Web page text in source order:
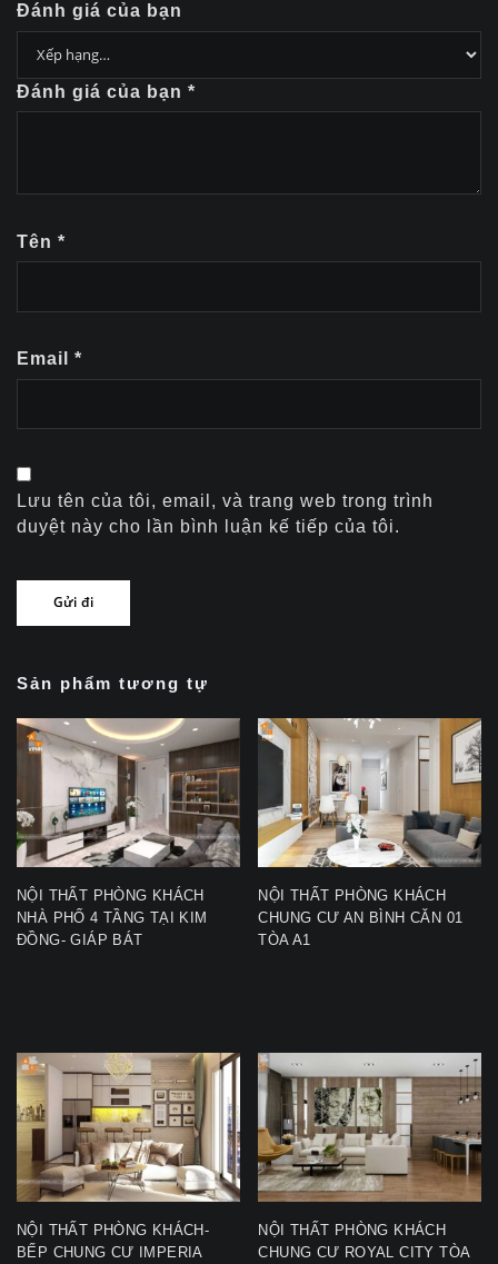
Đánh giá của bạn
Đánh giá của bạn *
Tên *
Email *
Lưu tên của tôi, email, và trang web trong trình
duyệt này cho lần bình luận kế tiếp của tôi.
Sản phẩm tương tự
NỘI THẤT PHÒNG KHÁCH
NHÀ PHỐ 4 TẦNG TẠI KIM
ĐỒNG- GIÁP BÁT
NỘI THẤT PHÒNG KHÁCH
CHUNG CƯ AN BÌNH CĂN 01
TÒA A1
NỘI THẤT PHÒNG KHÁCH-
BẾP CHUNG CƯ IMPERIA
NỘI THẤT PHÒNG KHÁCH
CHUNG CƯ ROYAL CITY TÒA